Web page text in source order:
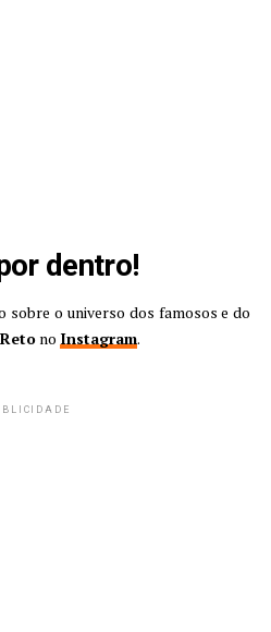
dentro!
o universo dos famosos e do
no Instagram.